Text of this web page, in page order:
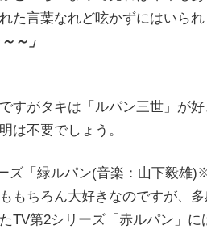
た言葉なれど呟かずにはいら
～」
すがタキは「ルパン三世」が
は不要でしょう。
ズ「緑ルパン(音楽：山下毅雄
もちろん大好きなのですが、
TV第2シリーズ「赤ルパン」